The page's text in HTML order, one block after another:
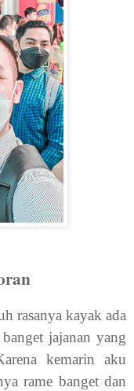
rasanya kayak ada
jajanan yang
kemarin aku
rame banget dan